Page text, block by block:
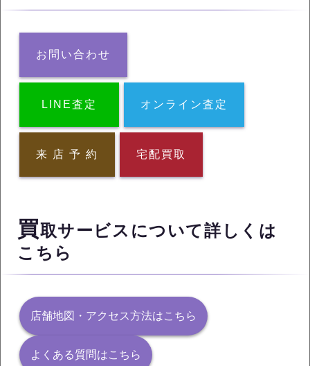
お問い合わせ
LINE査定 オンライン査定
来 店 予 約 宅配買取
買取サービスについて詳しくは
こちら
店舗地図・アクセス方法はこちら
よくある質問はこちら